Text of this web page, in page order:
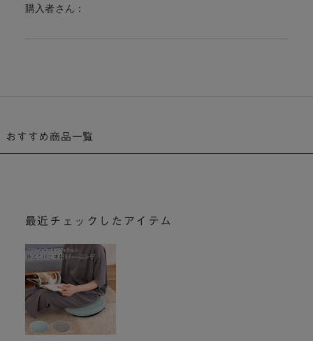
購入者さん：
おすすめ商品一覧
最近チェックしたアイテム